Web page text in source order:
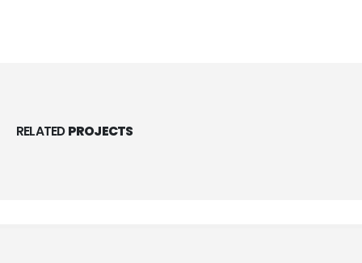
RELATEDPROJECTS